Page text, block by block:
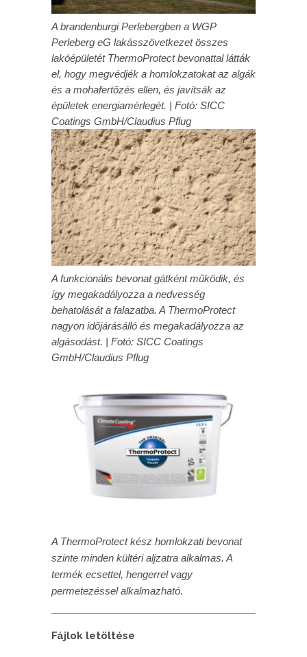
A brandenburgi Perlebergben a WGP
Perleberg eG lakásszövetkezet összes
lakóépületét ThermoProtect bevonattal látták
el, hogy megvédjék a homlokzatokat az algák
és a mohafertőzés ellen, és javítsák az
épületek energiamérlegét. | Fotó: SICC
Coatings GmbH/Claudius Pflug
A funkcionális bevonat gátként működik, és
így megakadályozza a nedvesség
behatolását a falazatba. A ThermoProtect
nagyon időjárásálló és megakadályozza az
algásodást. | Fotó: SICC Coatings
GmbH/Claudius Pflug
A ThermoProtect kész homlokzati bevonat
szinte minden kültéri aljzatra alkalmas. A
termék ecsettel, hengerrel vagy
permetezéssel alkalmazható.
Fájlok letöltése